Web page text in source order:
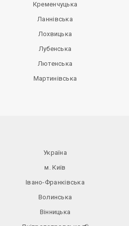
Кременчуцька
Ланнівська
Лохвицька
Лубенська
Лютенська
Мартинівська
Україна
м. Київ
Івано-Франківська
Волинська
Вінницька